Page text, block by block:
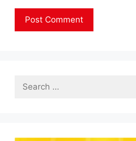
Search